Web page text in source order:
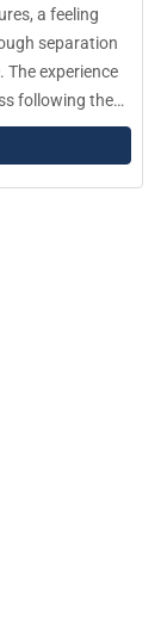
a feeling
separation
following the
as physical